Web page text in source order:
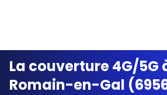
Streaming
La couverture 4G/5G
Romain-en-Gal